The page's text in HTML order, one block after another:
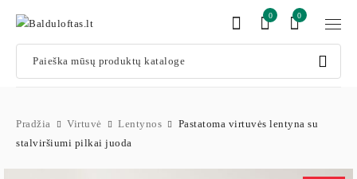
0
0
Pradžia Virtuvė Lentynos
Pastatoma virtuvės lentyna su
stalviršiumi pilkai juoda